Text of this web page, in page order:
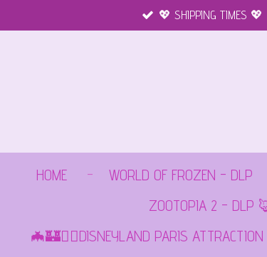
direct
💖 SHIPPING TIMES 💖
HOME WORLD OF FROZEN - DLP
ZOOTOPIA 2 - DLP
🦇🏰🏴‍☠️DISNEYLAND PARIS ATTRACTION